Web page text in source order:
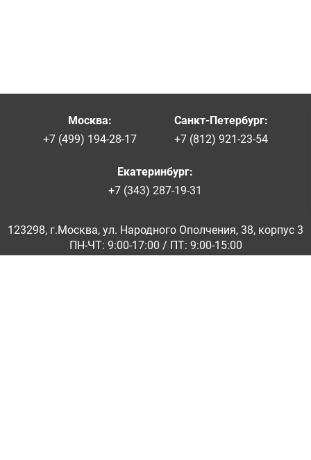
Москва:
+7 (499) 194-28-17
Санкт-Петербург:
+7 (812) 921-23-54
Екатеринбург:
+7 (343) 287-19-31
123298, г.Москва, ул. Народного Ополчения, 38, корпус 3
ПН-ЧТ: 9:00-17:00 / ПТ: 9:00-15:00